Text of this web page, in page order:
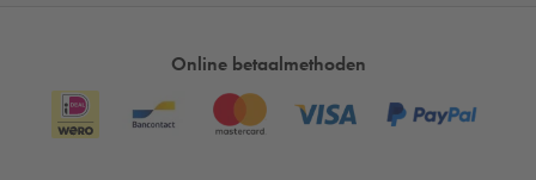
Online betaalmethoden